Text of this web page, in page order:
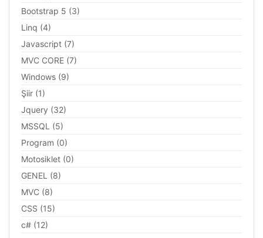
Bootstrap 5 (3)
Linq (4)
Javascript (7)
MVC CORE (7)
Windows (9)
Şiir (1)
Jquery (32)
MSSQL (5)
Program (0)
Motosiklet (0)
GENEL (8)
MVC (8)
CSS (15)
c# (12)